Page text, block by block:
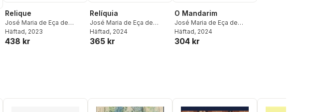
Relique
José Maria de Eça de
Queirós
Häftad, 2023
438 kr
Relíquia
José Maria de Eça de
Queirós
Häftad, 2024
365 kr
O Mandarim
José Maria de Eça de
Queirós
Häftad, 2024
304 kr